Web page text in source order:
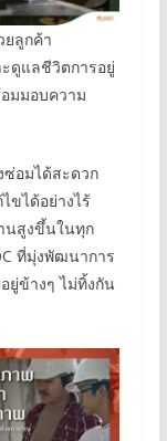
ลูกค้า
ดูแลชีวิตการอยู่
อมมอบความ
อมได้สะดวก
ขได้อย่างไร้
นสูงขึ้นในทุก
ที่มุ่งพัฒนาการ
ยู่ข้างๆ ไม่ทิ้งกัน